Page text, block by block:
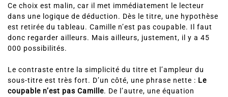
Ce choix est malin, car il met immédiatement le lecteur
dans une logique de déduction. Dès le titre, une hypothèse
est retirée du tableau. Camille n’est pas coupable. Il faut
donc regarder ailleurs. Mais ailleurs, justement, il y a 45
000 possibilités.
Le contraste entre la simplicité du titre et l’ampleur du
sous-titre est très fort. D’un côté, une phrase nette : Le
coupable n’est pas Camille. De l’autre, une équation